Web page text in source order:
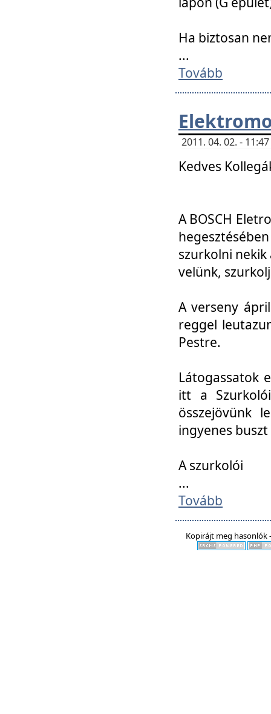
Ha biztosan
...
Tovább
2011. 04. 02. -
Kedves
A BOSCH
szurkolni
velünk,
A verseny
reggel
Pestre.
Látogassatok
itt a
összejövünk
ingyenes
A szurkolói
...
Tovább
Kopirájt meg hasonlók